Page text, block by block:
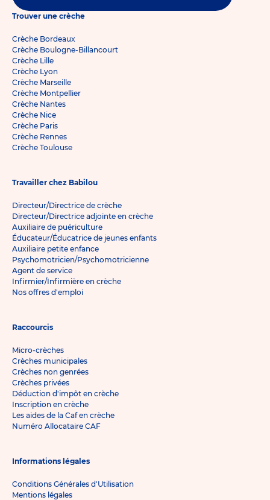
Trouver une crèche
Crèche Bordeaux
Crèche Boulogne-Billancourt
Crèche Lille
Crèche Lyon
Crèche Marseille
Crèche Montpellier
Crèche Nantes
Crèche Nice
Crèche Paris
Crèche Rennes
Crèche Toulouse
Travailler chez Babilou
Directeur/Directrice de crèche
Directeur/Directrice adjointe en crèche
Auxiliaire de puériculture
Éducateur/Éducatrice de jeunes enfants
Auxiliaire petite enfance
Psychomotricien/Psychomotricienne
Agent de service
Infirmier/Infirmière en crèche
Nos offres d'emploi
Raccourcis
Micro-crèches
Crèches municipales
Crèches non genrées
Crèches privées
Déduction d'impôt en crèche
Inscription en crèche
Les aides de la Caf en crèche
Numéro Allocataire CAF
Informations légales
Conditions Générales d'Utilisation
Mentions légales